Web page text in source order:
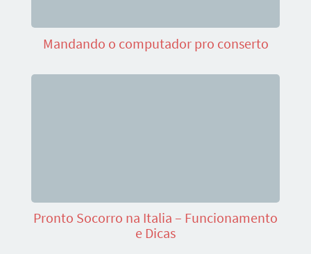
Mandando o computador pro conserto
Pronto Socorro na Italia – Funcionamento
e Dicas